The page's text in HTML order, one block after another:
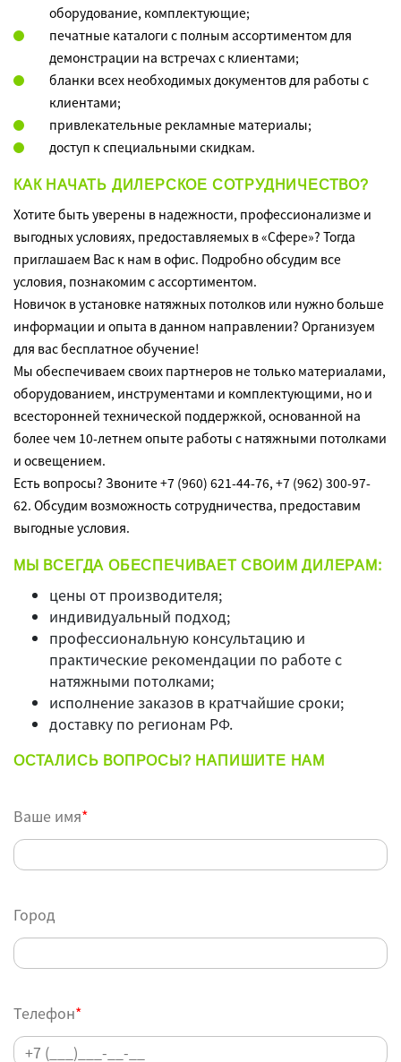
оборудование, комплектующие;
печатные каталоги с полным ассортиментом для
демонстрации на встречах с клиентами;
бланки всех необходимых документов для работы с
клиентами;
привлекательные рекламные материалы;
доступ к специальными скидкам.
КАК НАЧАТЬ ДИЛЕРСКОЕ СОТРУДНИЧЕСТВО?
Хотите быть уверены в надежности, профессионализме и
выгодных условиях, предоставляемых в «Сфере»? Тогда
приглашаем Вас к нам в офис. Подробно обсудим все
условия, познакомим с ассортиментом.
Новичок в установке натяжных потолков или нужно больше
информации и опыта в данном направлении? Организуем
для вас бесплатное обучение!
Мы обеспечиваем своих партнеров не только материалами,
оборудованием, инструментами и комплектующими, но и
всесторонней технической поддержкой, основанной на
более чем 10-летнем опыте работы с натяжными потолками
и освещением.
Есть вопросы? Звоните +7 (960) 621-44-76, +7 (962) 300-97-
62. Обсудим возможность сотрудничества, предоставим
выгодные условия.
МЫ ВСЕГДА ОБЕСПЕЧИВАЕТ СВОИМ ДИЛЕРАМ:
цены от производителя;
индивидуальный подход;
профессиональную консультацию и
практические рекомендации по работе с
натяжными потолками;
исполнение заказов в кратчайшие сроки;
доставку по регионам РФ.
ОСТАЛИСЬ ВОПРОСЫ? НАПИШИТЕ НАМ
Ваше имя*
Город
Телефон*